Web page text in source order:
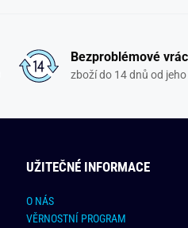
Bezproblémové
zboží do 14 dnů od
UŽITEČNÉ INFORMACE
O NÁS
VĚRNOSTNÍ PROGRAM